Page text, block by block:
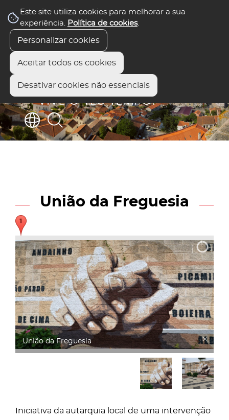
Este site utiliza cookies para melhorar a sua
experiência. Política de cookies.
Personalizar cookies
Aceitar todos os cookies
Desativar cookies não essenciais
União da Freguesia
Mural com os lugares da freguesia do Juncal
Iniciativa da autarquia local de uma intervenção